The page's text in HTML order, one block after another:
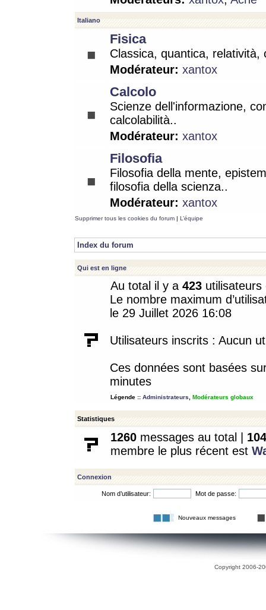
Italiano
Fisica
Classica, quantica, relatività,
Modérateur: xantox
Calcolo
Scienze dell'informazione,
calcolabilità..
Modérateur: xantox
Filosofia
Filosofia della mente,
filosofia della scienza..
Modérateur: xantox
Supprimer tous les cookies du forum | L’équipe
Index du forum
Qui est en ligne
Au total il y a 423
Le nombre maximum
le 29 Juillet 2026 16:08
Utilisateurs inscrits : Aucun
Ces données sont basées
minutes
Légende :: Administrateurs Modérateurs globaux
Statistiques
1260 messages au total | 104
membre le plus récent est
Connexion
Nom d’utilisateur: Mot de passe:
Nouveaux messages
Copyright 2006-